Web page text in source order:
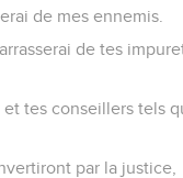
de mes ennemis.
de tes
tes conseillers tels
par la justice,